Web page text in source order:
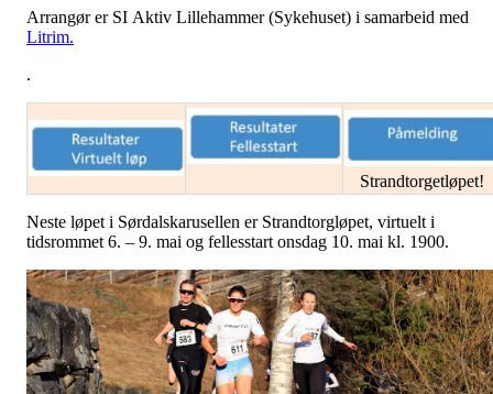
Arrangør er SI Aktiv Lillehammer (Sykehuset) i samarbeid med
Litrim.
.
Strandtorgetløpet!
Neste løpet i Sørdalskarusellen er Strandtorgløpet, virtuelt i
tidsrommet 6. – 9. mai og fellesstart onsdag 10. mai kl. 1900.